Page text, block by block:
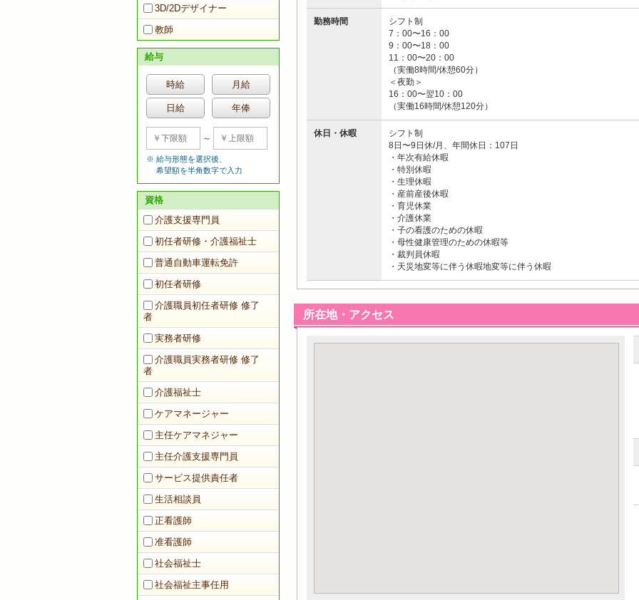
3D/2Dデザイナー
教師
給与
時給 月給
日給 年俸
～
給与形態を選択後、
希望額を半角数字で入力
資格
介護支援専門員
初任者研修・介護福祉士
普通自動車運転免許
初任者研修
介護職員初任者研修 修了
者
実務者研修
介護職員実務者研修 修了
者
介護福祉士
ケアマネージャー
主任ケアマネジャー
主任介護支援専門員
サービス提供責任者
生活相談員
正看護師
准看護師
社会福祉士
社会福祉主事任用
勤務時間
シフト制
7：00〜16：00
9：00〜18：00
11：00〜20：00
（実働8時間/休憩60分）
＜夜勤＞
16：00〜翌10：00
（実働16時間/休憩120分）
休日・休暇
シフト制
8日〜9日休/月、年間休日：107日
・年次有給休暇
・特別休暇
・生理休暇
・産前産後休暇
・育児休業
・介護休業
・子の看護のための休暇
・母性健康管理のための休暇等
・裁判員休暇
・天災地変等に伴う休暇地変等に伴う休暇
所在地・アクセス